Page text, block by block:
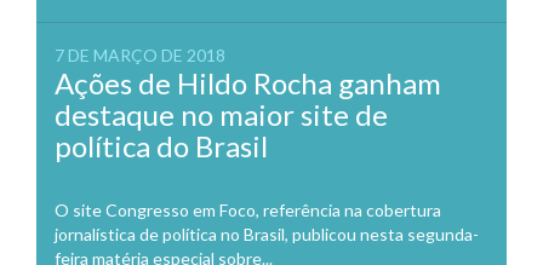
7 DE MARÇO DE 2018
Ações de Hildo Rocha ganham
destaque no maior site de
política do Brasil
O site Congresso em Foco, referência na cobertura
jornalística de política no Brasil, publicou nesta segunda-
feira matéria especial sobre...